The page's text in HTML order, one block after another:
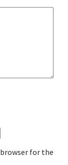
for the